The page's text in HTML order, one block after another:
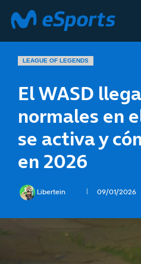
LEAGUE OF LEGENDS
El WASD
normales en
se activa y
en 2026
Libertein 09/01/2026